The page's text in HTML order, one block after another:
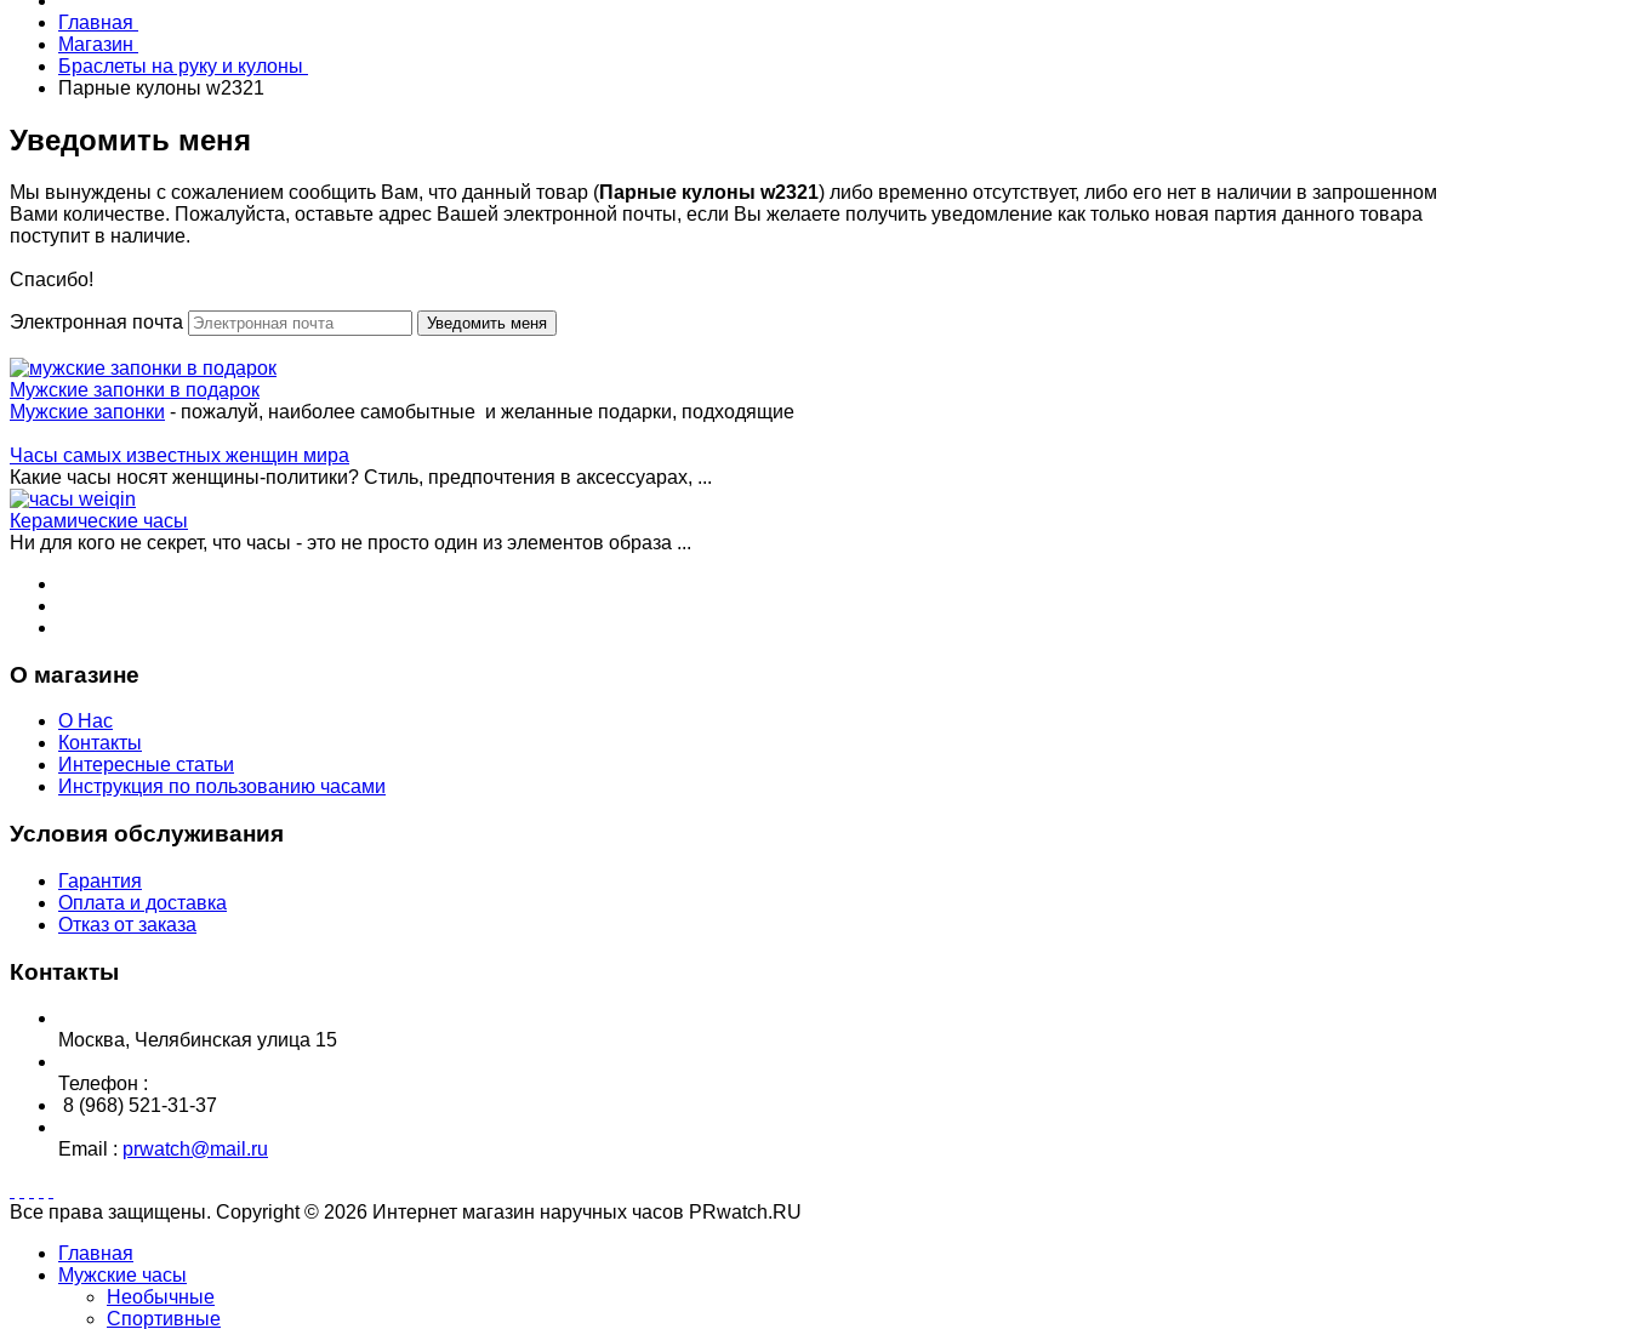
Главная
Магазин
Браслеты на руку и кулоны
Парные кулоны w2321
Уведомить меня
Мы вынуждены с сожалением сообщить Вам, что данный товар (Парные кулоны w2321) либо временно отсутствует, либо его нет в наличии в запрошенном
Вами количестве. Пожалуйста, оставьте адрес Вашей электронной почты, если Вы желаете получить уведомление как только новая партия данного товара
поступит в наличие.
Спасибо!
Электронная почта
Мужские запонки в подарок
Мужские запонки - пожалуй, наиболее самобытные и желанные подарки, подходящие
Часы самых известных женщин мира
Какие часы носят женщины-политики? Стиль, предпочтения в аксессуарах, ...
Керамические часы
Ни для кого не секрет, что часы - это не просто один из элементов образа ...
О магазине
О Нас
Контакты
Интересные статьи
Инструкция по пользованию часами
Условия обслуживания
Гарантия
Оплата и доставка
Отказ от заказа
Контакты
Москва, Челябинская улица 15
Телефон :
8 (968) 521-31-37
Email : prwatch@mail.ru
Все права защищены. Copyright © 2026 Интернет магазин наручных часов PRwatch.RU
Главная
Мужские часы
Необычные
Спортивные